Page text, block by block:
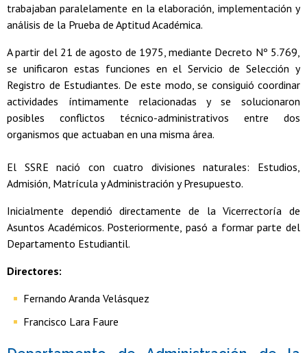
trabajaban paralelamente en la elaboración, implementación y
análisis de la Prueba de Aptitud Académica.
A partir del 21 de agosto de 1975, mediante Decreto Nº 5.769,
se unificaron estas funciones en el Servicio de Selección y
Registro de Estudiantes. De este modo, se consiguió coordinar
actividades íntimamente relacionadas y se solucionaron
posibles conflictos técnico-administrativos entre dos
organismos que actuaban en una misma área.
El SSRE nació con cuatro divisiones naturales: Estudios,
Admisión, Matrícula y Administración y Presupuesto.
Inicialmente dependió directamente de la Vicerrectoría de
Asuntos Académicos. Posteriormente, pasó a formar parte del
Departamento Estudiantil.
Directores:
Fernando Aranda Velásquez
Francisco Lara Faure